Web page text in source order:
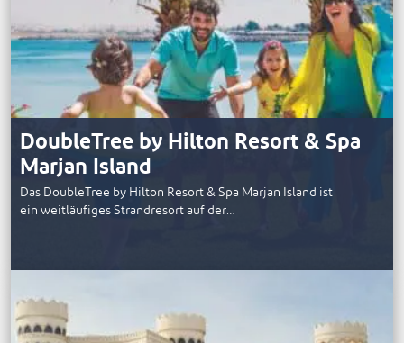
DoubleTree by Hilton Resort & Spa
Marjan Island
Das DoubleTree by Hilton Resort & Spa Marjan Island ist
ein weitläufiges Strandresort auf der…